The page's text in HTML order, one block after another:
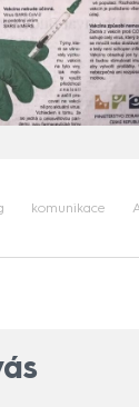
komunikace